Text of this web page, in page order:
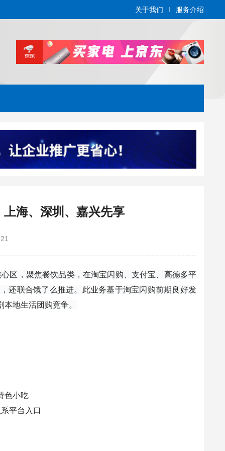
关于我们 服务介绍
海、深圳、嘉兴先享
区，聚焦餐饮品类，在淘宝闪购、支付宝、高德多平
还联合饿了么推进。此业务基于淘宝闪购前期良好发
地生活团购竞争。
色小吃
平台入口